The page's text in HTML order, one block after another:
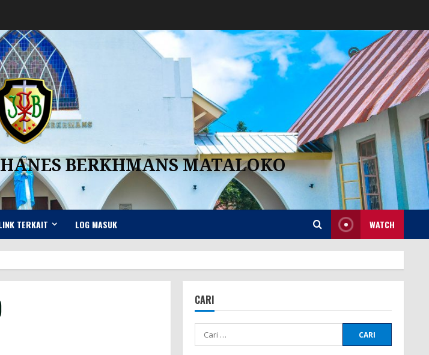
BERKHMANS MATALOKO
TERKAIT LOG MASUK WATCH
CARI
Cari
untuk: